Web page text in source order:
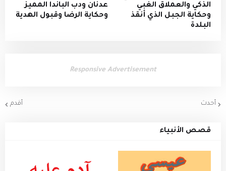
الذكي والعملاق الغبي
وحكاية الجبل الذي أنقذ
البلدة
عدنان ودب الباندا المميز
وحكاية الرضا وقبول الهدية
Responsive Advertisement
أحدث أقدم
قصص الأنبياء